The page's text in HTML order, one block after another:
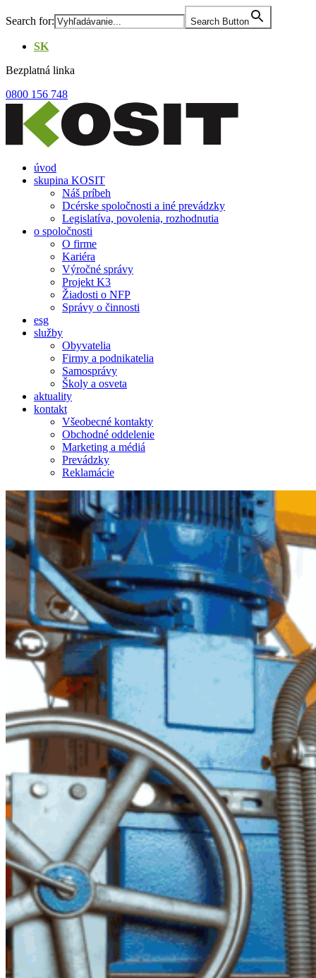
to
content
Search for: Search Button
SK
Bezplatná linka
0800 156 748
úvod
skupina KOSIT
Náš príbeh
Dcérske spoločnosti a iné prevádzky
Legislatíva, povolenia, rozhodnutia
o spoločnosti
O firme
Kariéra
Výročné správy
Projekt K3
Žiadosti o NFP
Správy o činnosti
esg
služby
Obyvatelia
Firmy a podnikatelia
Samosprávy
Školy a osveta
aktuality
kontakt
Všeobecné kontakty
Obchodné oddelenie
Marketing a médiá
Prevádzky
Reklamácie